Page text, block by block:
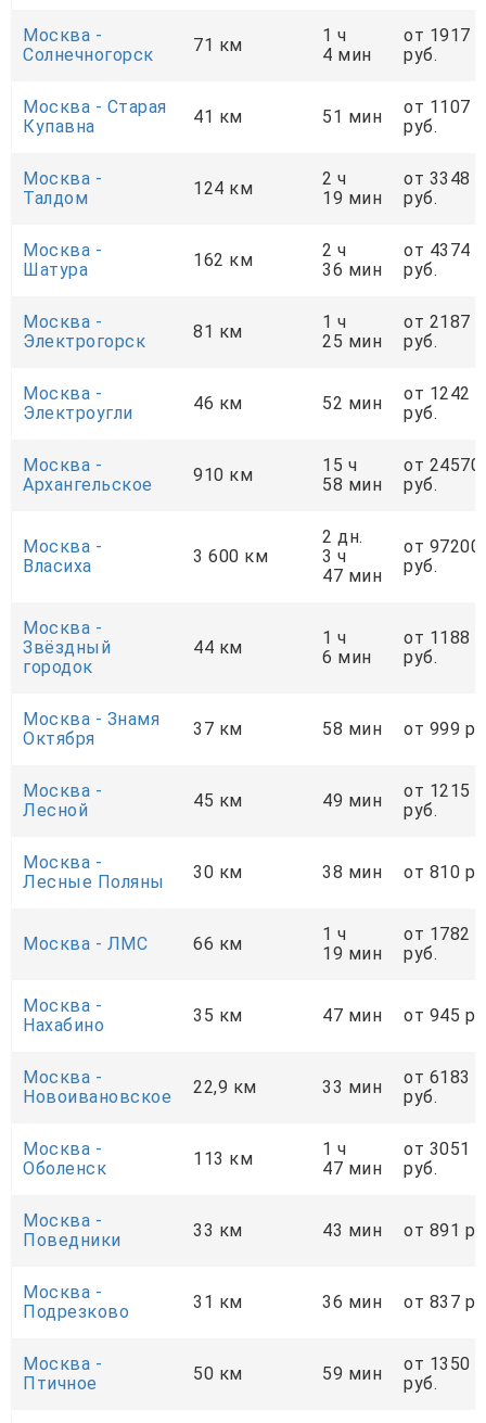
Москва -
Солнечногорск
71 км
1 ч
4 мин
от 1917
руб.
Москва - Старая
Купавна
41 км 51 мин
от 1107
руб.
Москва -
Талдом
124 км
2 ч
19 мин
от 3348
руб.
Москва -
Шатура
162 км
2 ч
36 мин
от 4374
руб.
Москва -
Электрогорск
81 км
1 ч
25 мин
от 2187
руб.
Москва -
Электроугли
46 км 52 мин
от 1242
руб.
Москва -
Архангельское
910 км
15 ч
58 мин
от 24570
руб.
Москва -
Власиха
3 600 км
2 дн.
3 ч
47 мин
от 97200
руб.
Москва -
Звёздный
городок
44 км
1 ч
6 мин
от 1188
руб.
Москва - Знамя
Октября
37 км 58 мин от 999
Москва -
Лесной
45 км 49 мин
от 1215
руб.
Москва -
Лесные Поляны
30 км 38 мин от 810
Москва - ЛМС 66 км
1 ч
19 мин
от 1782
руб.
Москва -
Нахабино
35 км 47 мин от 945
Москва -
Новоивановское
22,9 км 33 мин
от 6183
руб.
Москва -
Оболенск
113 км
1 ч
47 мин
от 3051
руб.
Москва -
Поведники
33 км 43 мин от 891
Москва -
Подрезково
31 км 36 мин от 837
Москва -
Птичное
50 км 59 мин
от 1350
руб.